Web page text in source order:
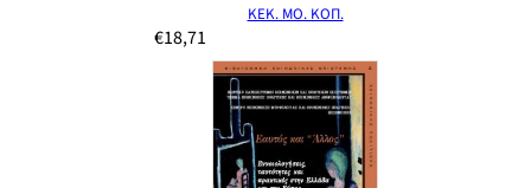
ΚΕΚ. ΜΟ. ΚΟΠ.
€18,71